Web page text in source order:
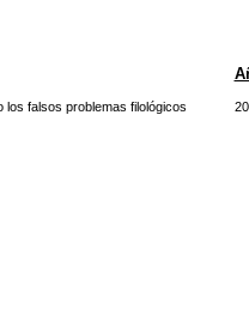
los falsos problemas filológicos